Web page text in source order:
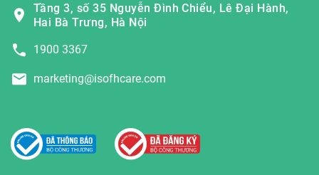
Tầng 3, số 35 Nguyễn Đình Chiểu, Lê Đại Hành,
Hai Bà Trưng, Hà Nội
1900 3367
marketing@isofhcare.com